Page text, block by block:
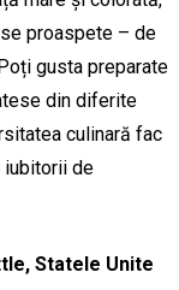
proaspete – de
gusta preparate
din diferite
culinară fac
iubitorii de
Statele Unite